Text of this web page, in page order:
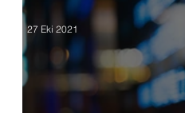
27 Eki 2021